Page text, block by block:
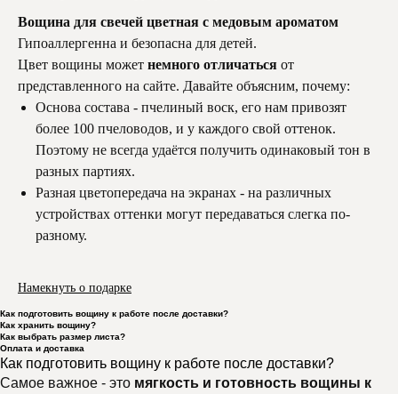
Вощина для свечей цветная с медовым ароматом
Гипоаллергенна и безопасна для детей.
Цвет вощины может немного отличаться от
представленного на сайте. Давайте объясним, почему:
Основа состава - пчелиный воск, его нам привозят
более 100 пчеловодов, и у каждого свой оттенок.
Поэтому не всегда удаётся получить одинаковый тон в
разных партиях.
Разная цветопередача на экранах - на различных
устройствах оттенки могут передаваться слегка по-
разному.
Намекнуть о подарке
Как подготовить вощину к работе после доставки?
Как хранить вощину?
Как выбрать размер листа?
Оплата и доставка
Как подготовить вощину к работе после доставки?
Самое важное - это мягкость и готовность вощины к